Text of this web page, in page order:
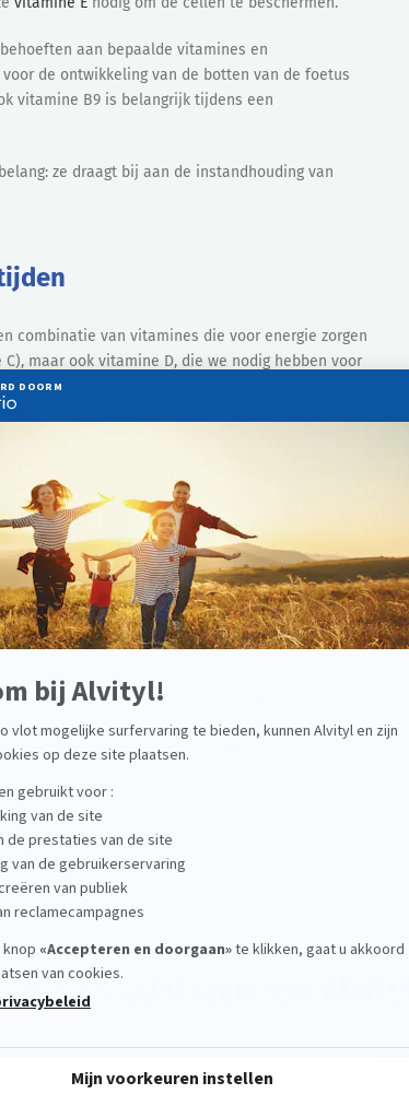
aan bepaalde vitamines en
de ontwikkeling van de botten van de foetus
vitamine B9 is belangrijk tijdens een
ze draagt bij aan de instandhouding van
combinatie van vitamines die voor energie zorgen
maar ook vitamine D, die we nodig hebben voor
die vitamines ook mineralen zoals ijzer of
Een echte energiecocktail!
Welke vorm het handigst is voor u of voor uw
zullen misschien de voorkeur geven
inslikken. Voor oudere kinderen kunt u
ofbruistablettenhandig om mee te nemen in
voedingssupplement naar zijn gading.
werking van meerdere vitamines en
van elk gezinslid, ongeacht hun leeftijd,
siroop, kauwtabletten, bruistabletten …
een assortiment voedingssupplementen in
om te voorzien in de behoeften van elk
andereadviezen van Alvityl
ADVIES